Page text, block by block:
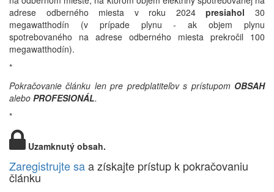
adrese odberného miesta v roku 2024presiahol 30
megawatthodín (v prípade plynu - ak objem plynu
spotrebovaného na adrese odberného miesta prekročil 100
megawatthodín).
*
Pokračovanie článku len pre predplatiteľov s prístupom OBSAH
alebo PROFESIONÁL.
*
Uzamknutý obsah.
Zaregistrujte saa získajte prístup k pokračovaniu
článku